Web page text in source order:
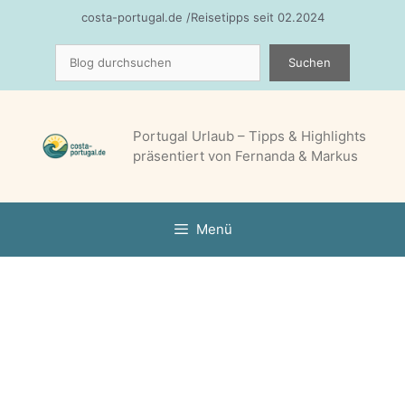
costa-portugal.de /Reisetipps seit 02.2024
Suchen
Portugal Urlaub – Tipps & Highlights
präsentiert von Fernanda & Markus
Menü